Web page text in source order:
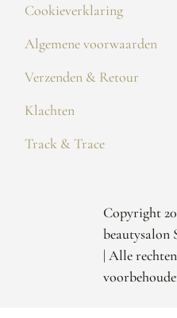
Cookieverklaring
Algemene voorwaarden
Verzenden & Retour
Klachten
Track & Trace
Copyright
beautysalon
| Alle rechten